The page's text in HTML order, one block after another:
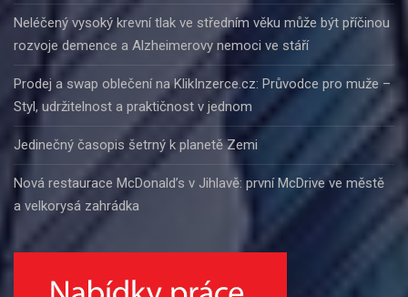
Neléčený vysoký krevní tlak ve středním věku může být příčinou
rozvoje demence a Alzheimerovy nemoci ve stáří
Prodej a swap oblečení na KlikInzerce.cz: Průvodce pro muže –
Styl, udržitelnost a praktičnost v jednom
Jedinečný časopis šetrný k planetě Zemi
Nová restaurace McDonald’s v Jihlavě: první McDrive ve městě
a velkorysá zahrádka